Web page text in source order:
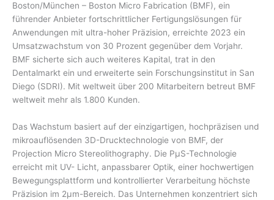
Boston/München – Boston Micro Fabrication (BMF), ein
führender Anbieter fortschrittlicher Fertigungslösungen für
Anwendungen mit ultra-hoher Präzision, erreichte 2023 ein
Umsatzwachstum von 30 Prozent gegenüber dem Vorjahr.
BMF sicherte sich auch weiteres Kapital, trat in den
Dentalmarkt ein und erweiterte sein Forschungsinstitut in San
Diego (SDRI). Mit weltweit über 200 Mitarbeitern betreut BMF
weltweit mehr als 1.800 Kunden.
Das Wachstum basiert auf der einzigartigen, hochpräzisen und
mikroauflösenden 3D-Drucktechnologie von BMF, der
Projection Micro Stereolithography. Die PμS-Technologie
erreicht mit UV- Licht, anpassbarer Optik, einer hochwertigen
Bewegungsplattform und kontrollierter Verarbeitung höchste
Präzision im 2μm-Bereich. Das Unternehmen konzentriert sich